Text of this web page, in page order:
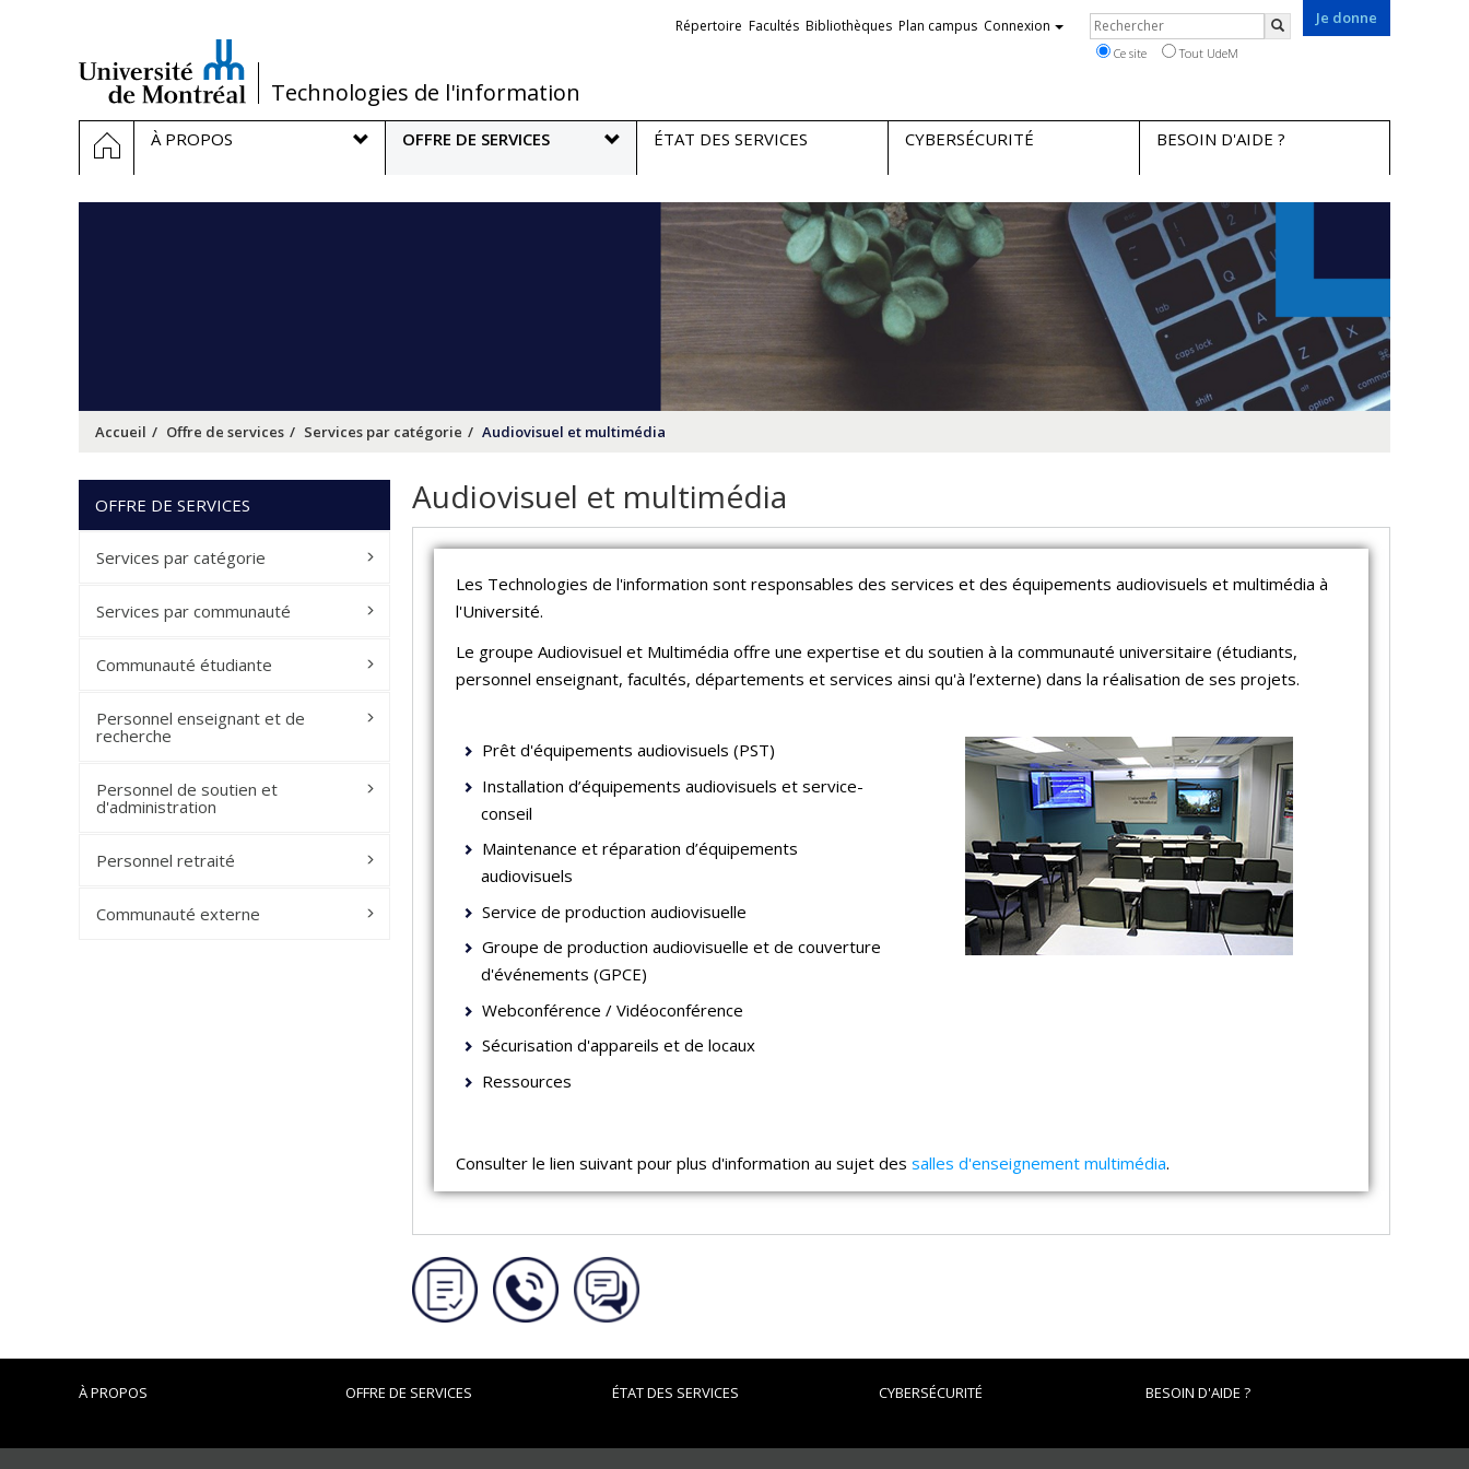
/
Technologies de l'information
Je donne
Liens
Répertoire Facultés Bibliothèques Plan campus Connexion Rechercher
Ce site Tout UdeM
Navigation
principale
ACCUEIL
À PROPOS OFFRE DE SERVICES ÉTAT DES SERVICES CYBERSÉCURITÉ BESOIN D'AIDE ?
Accueil Offre de services Services par catégorie Audiovisuel et multimédia
Audiovisuel et multimédia
Les Technologies de l'information sont responsables des services et des équipements audiovisuels et multimédia à
l'Université.
Le groupe Audiovisuel et Multimédia offre une expertise et du soutien à la communauté universitaire (étudiants,
personnel enseignant, facultés, départements et services ainsi qu'à l’externe) dans la réalisation de ses projets.
Prêt d'équipements audiovisuels (PST)
Installation d’équipements audiovisuels et service-
conseil
Maintenance et réparation d’équipements
audiovisuels
Service de production audiovisuelle
Groupe de production audiovisuelle et de couverture
d'événements (GPCE)
Webconférence / Vidéoconférence
Sécurisation d'appareils et de locaux
Ressources
Consulter le lien suivant pour plus d'information au sujet des salles d'enseignement multimédia.
OFFRE DE SERVICES
Services par catégorie
Services par communauté
Communauté étudiante
Personnel enseignant et de
recherche
Personnel de soutien et
d'administration
Personnel retraité
Communauté externe
À PROPOS OFFRE DE SERVICES ÉTAT DES SERVICES CYBERSÉCURITÉ BESOIN D'AIDE ?